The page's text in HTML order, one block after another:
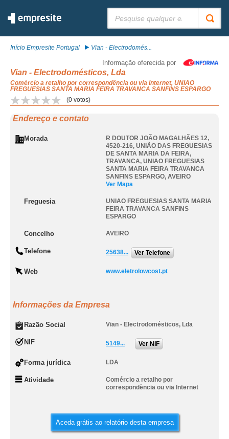
Início Empresite Portugal Vian - Electrodomés...
Informação oferecida por
Vian - Electrodomésticos, Lda
Comércio a retalho por correspondência ou via Internet, UNIAO
FREGUESIAS SANTA MARIA FEIRA TRAVANCA SANFINS ESPARGO
(0 votos)
Endereço e contato
Morada
R DOUTOR JOÃO MAGALHÃES 12,
4520-216, UNIÃO DAS FREGUESIAS
DE SANTA MARIA DA FEIRA,
TRAVANCA, UNIAO FREGUESIAS
SANTA MARIA FEIRA TRAVANCA
SANFINS ESPARGO, AVEIRO
Ver Mapa
Freguesia
UNIAO FREGUESIAS SANTA MARIA
FEIRA TRAVANCA SANFINS
ESPARGO
Concelho AVEIRO
Telefone 25638... Ver Telefone
Web www.eletrolowcost.pt
Informações da Empresa
Razão Social Vian - Electrodomésticos, Lda
NIF 5149... Ver NIF
Forma jurídica LDA
Atividade
Comércio a retalho por
correspondência ou via Internet
Aceda grátis ao relatório desta empresa